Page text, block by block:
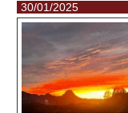
30/01/2025